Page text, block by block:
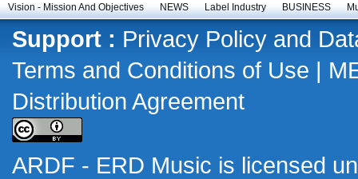
Vision - Mission And Objectives NEWS Label Industry BUSINESS
Support : Privacy Policy and
Terms and Conditions of Use |
Distribution Agreement
ARDF - ERD Music is licensed